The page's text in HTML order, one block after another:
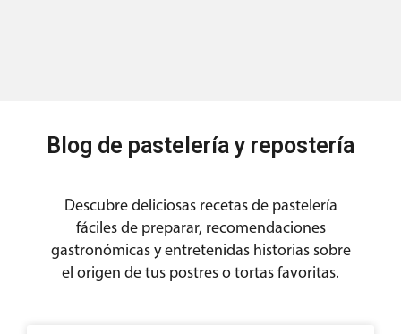
Blog de pastelería y repostería
Descubre deliciosas recetas de pastelería
fáciles de preparar, recomendaciones
gastronómicas y entretenidas historias sobre
el origen de tus postres o tortas favoritas.